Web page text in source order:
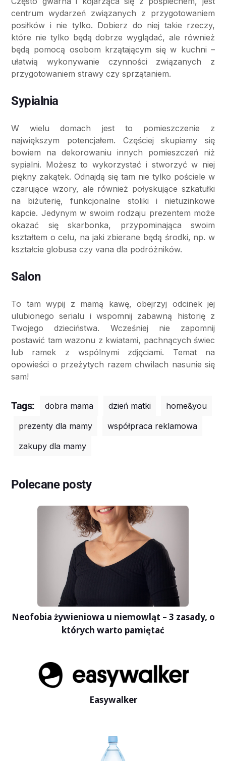
centrum wydarzeń związanych z przygotowaniem
posiłków i nie tylko. Dobierz do niej takie rzeczy,
które nie tylko będą dobrze wyglądać, ale również
będą pomocą osobom krzątającym się w kuchni –
ułatwią wykonywanie czynności związanych z
przygotowaniem strawy czy sprzątaniem.
Sypialnia
W wielu domach jest to pomieszczenie z
największym potencjałem. Częściej skupiamy się
bowiem na dekorowaniu innych pomieszczeń niż
sypialni. Możesz to wykorzystać i stworzyć w niej
piękny zakątek. Odnajdą się tam nie tylko pościele w
czarujące wzory, ale również połyskujące szkatułki
na biżuterię, funkcjonalne stoliki i nietuzinkowe
kapcie. Jedynym w swoim rodzaju prezentem może
okazać się skarbonka, przypominająca swoim
kształtem o celu, na jaki zbierane będą środki, np. w
kształcie globusa czy vana dla podróżników.
Salon
To tam wypij z mamą kawę, obejrzyj odcinek jej
ulubionego serialu i wspomnij zabawną historię z
Twojego dzieciństwa. Wcześniej nie zapomnij
postawić tam wazonu z kwiatami, pachnących świec
lub ramek z wspólnymi zdjęciami. Temat na
opowieści o przeżytych razem chwilach nasunie się
sam!
Tags: dobra mama dzień matki
home&you
prezenty dla mamy
współpraca reklamowa
zakupy dla mamy
Polecane posty
Neofobia żywieniowa u niemowląt – 3 zasady, o
których warto pamiętać
Easywalker